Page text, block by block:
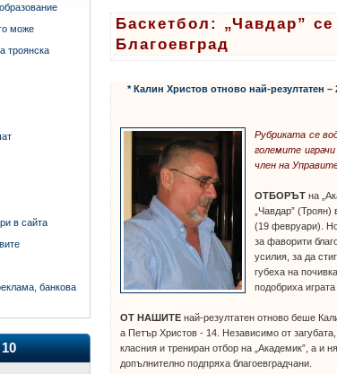
може
троянска
в сайта
банкова
Баскетбол: „Чавдар”
Благоевград
* Калин Христов отново най-резултатен
Рубриката се
големите
член на
ОТБОРЪТ на
„Чавдар”
(19 февруари).
за фаворити
усилия, за да
губеха на
подобриха
ОТ НАШИТЕ най-резултатен отново беше
а Петър Христов - 14. Независимо от
класния и трениран отбор на „Академик”, а и
допълнително подпряха благоевградчани.